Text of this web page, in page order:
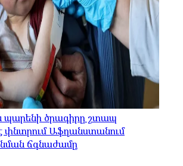
պարենի ծրագիրը շտապ
փնտրում Աֆղանստանում
ճգնաժամը